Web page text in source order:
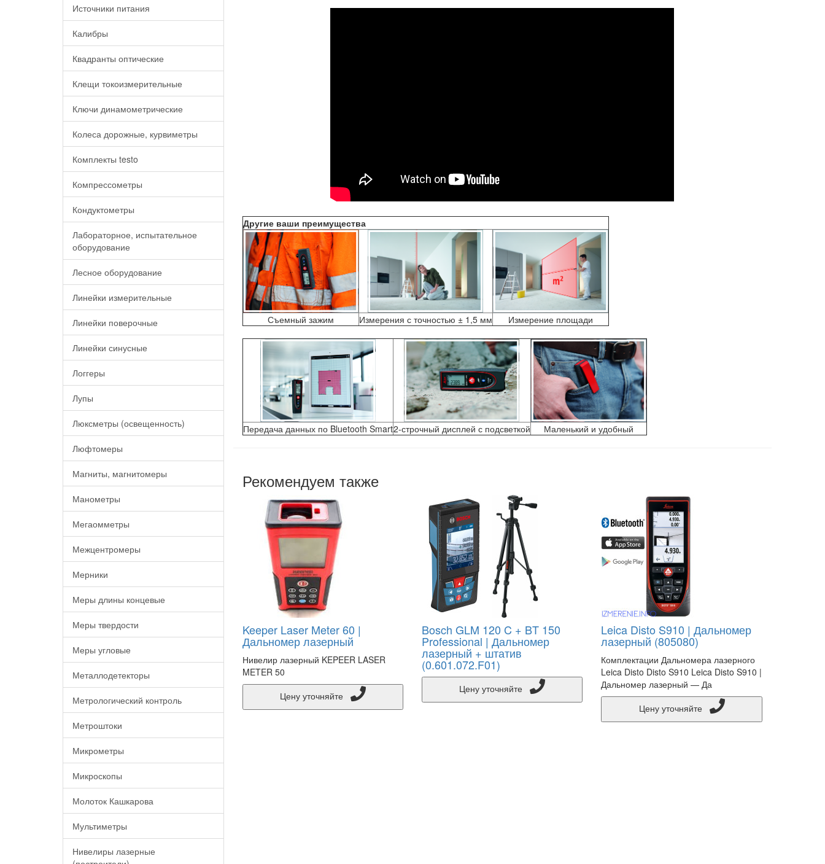
Источники питания
Калибры
Квадранты оптические
Клещи токоизмерительные
Ключи динамометрические
Колеса дорожные, курвиметры
Комплекты testo
Компрессометры
Кондуктометры
Лабораторное, испытательное
оборудование
Лесное оборудование
Линейки измерительные
Линейки поверочные
Линейки синусные
Логгеры
Лупы
Люксметры (освещенность)
Люфтомеры
Магниты, магнитомеры
Манометры
Мегаомметры
Межцентромеры
Мерники
Меры длины концевые
Меры твердости
Меры угловые
Металлодетекторы
Метрологический контроль
Метроштоки
Микрометры
Микроскопы
Молоток Кашкарова
Мультиметры
Нивелиры лазерные
Другие ваши преимущества
Съемный зажим Измерения с точностью ± 1,5 мм Измерение площади
Передача данных по Bluetooth Smart2-строчный дисплей с подсветкой Маленький и удобный
Рекомендуем также
Keeper Laser Meter 60 |
Дальномер лазерный
Нивелир лазерный KEPEER LASER
METER 50
Bosch GLM 120 C + BT 150
Professional | Дальномер
лазерный + штатив
(0.601.072.F01)
Цену уточняйте
Leica Disto S910 | Дальномер
лазерный (805080)
Комплектации Дальномера лазерного
Leica Disto Disto S910 Leica Disto S910 |
Дальномер лазерный — Да